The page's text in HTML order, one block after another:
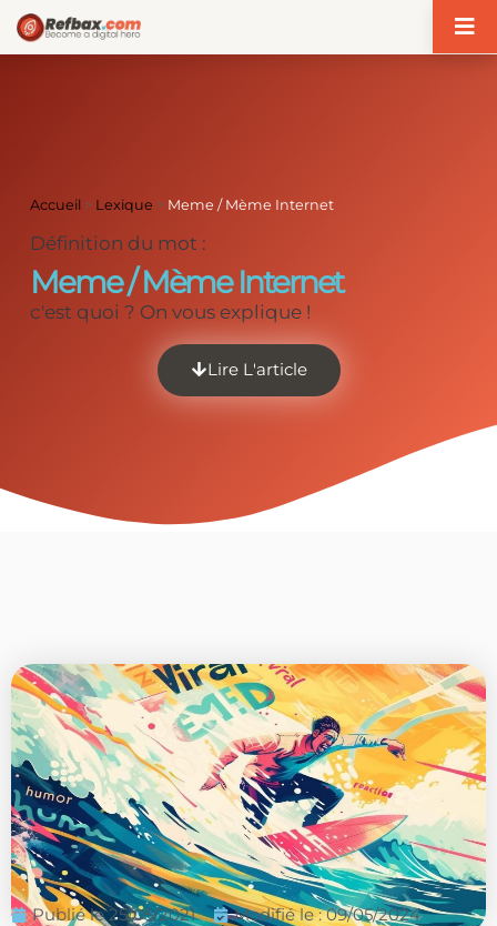
Accueil > Lexique > Meme / Mème Internet
Définition du mot :
Meme / Mème Internet
c'est quoi ? On vous explique !
Lire L'article
Publié le 25/05/2021
Modifié le : 09/05/2024
Panneau de gestion des cookies